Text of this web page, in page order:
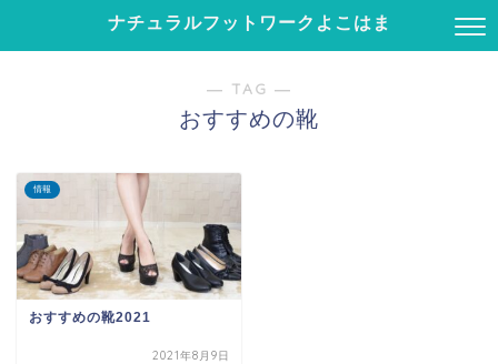
ナチュラルフットワークよこはま
― TAG ―
おすすめの靴
情報
おすすめの靴2021
2021年8月9日